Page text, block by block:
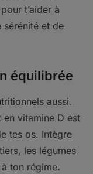
t’aider à
et de
équilibrée
aussi.
en vitamine D est
tes os. Intègre
les légumes
ton régime.